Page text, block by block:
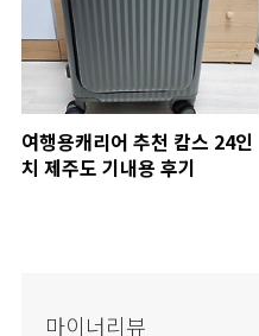
여행용캐리어 추천 캄스 24인
치 제주도 기내용 후기
마이너리뷰